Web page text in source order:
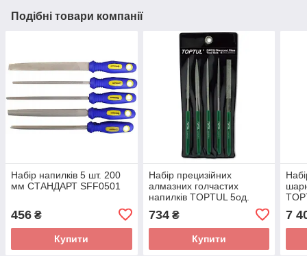
Подібні товари компанії
Набір напилків 5 шт. 200
мм СТАНДАРТ SFF0501
456 ₴
Купити
Набір прецизійних
алмазних голчастих
напилків TOPTUL 5од.
734₴
Купити
7